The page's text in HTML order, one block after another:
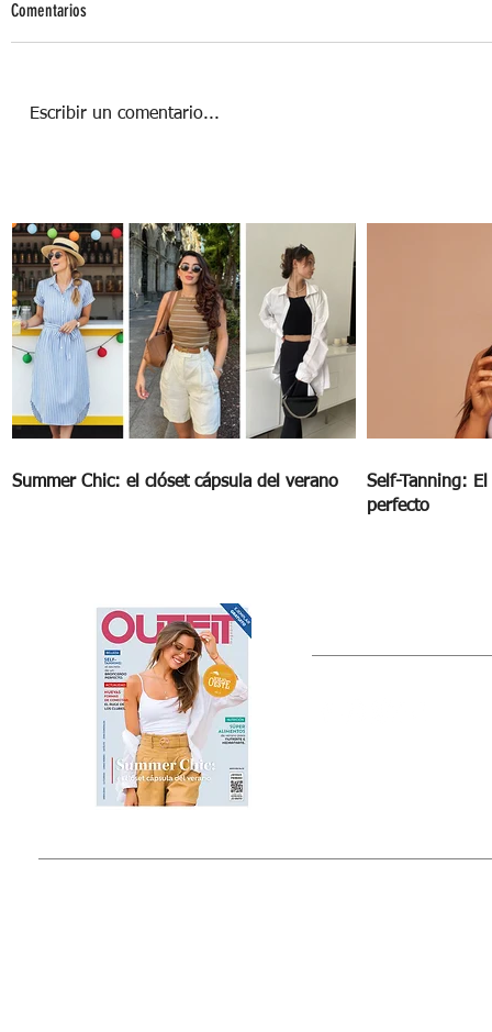
Comentarios
Escribir un comentario...
Summer Chic: el clóset cápsula del verano
Self-Tanning:
perfecto